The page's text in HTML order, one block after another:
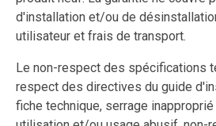
d'installation et/ou de
utilisateur et frais de transport.
Le non-respect des spécifications
respect des directives du guide
fiche technique, serrage